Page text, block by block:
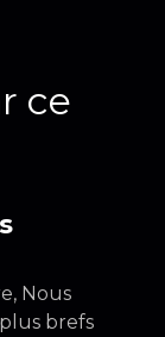
ce
Nous
brefs